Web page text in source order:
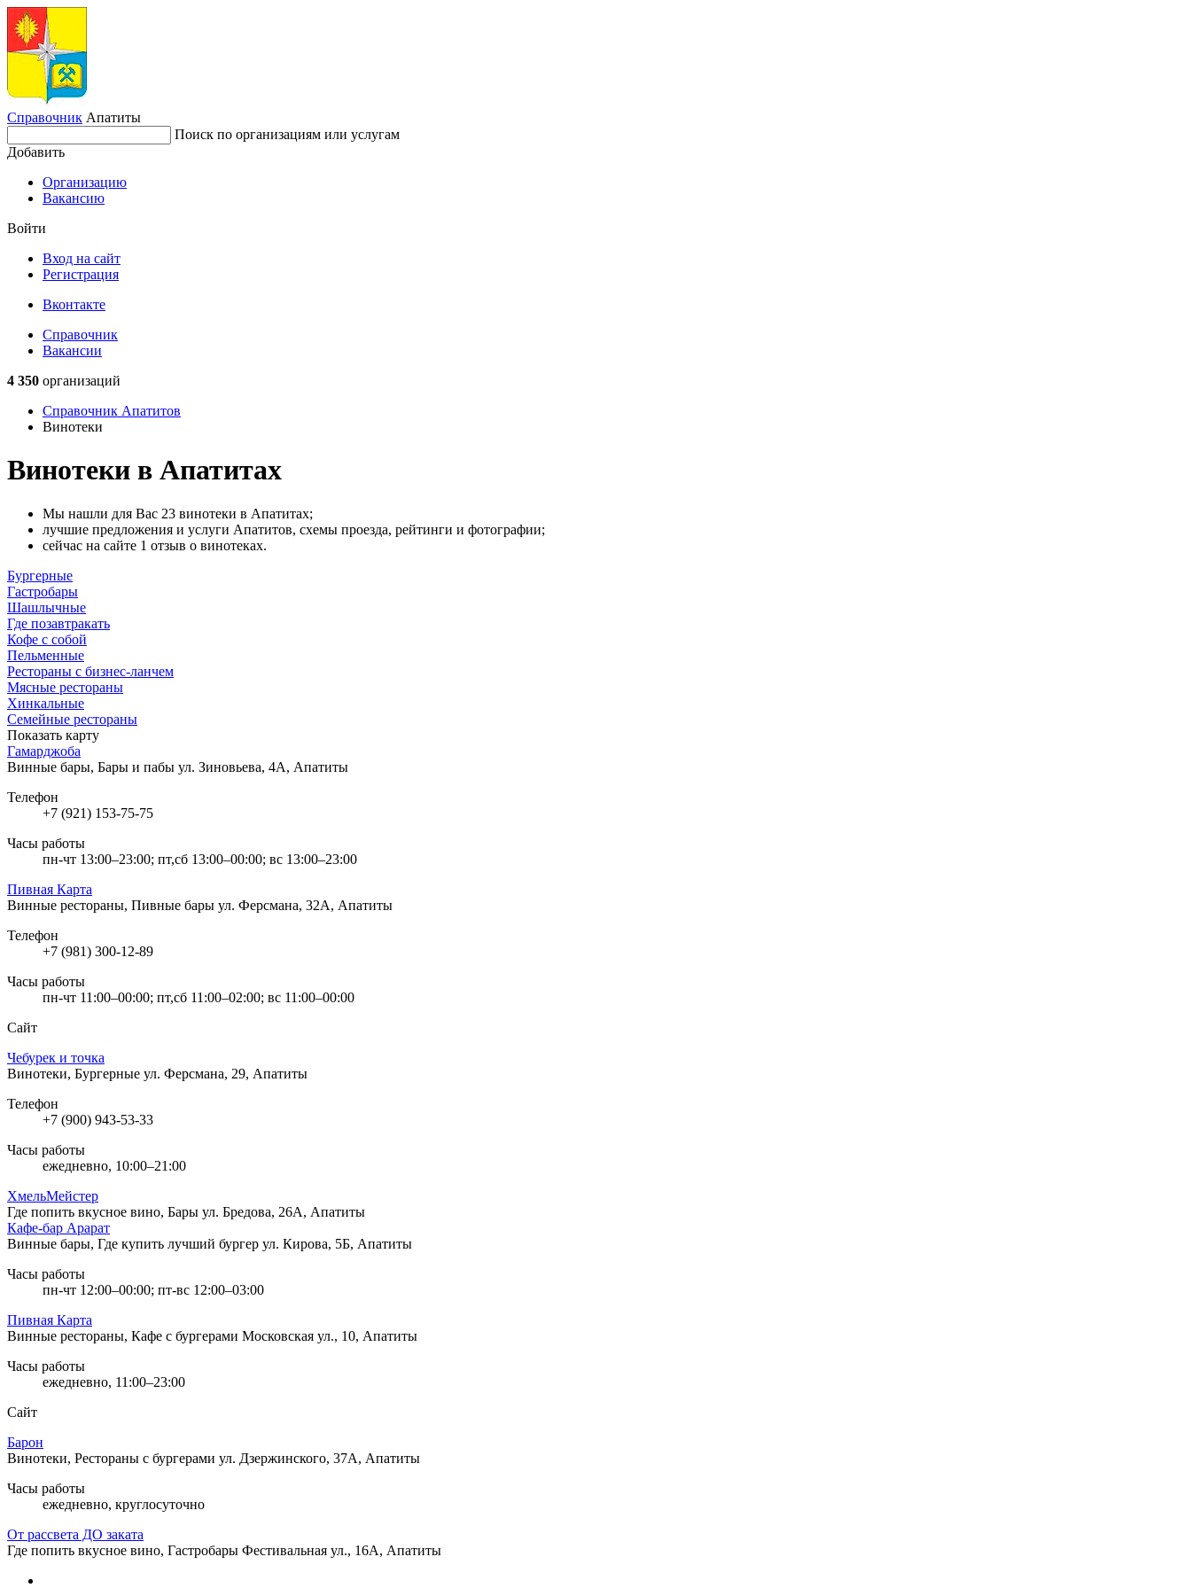
Справочник Апатиты
Поиск по организациям или услугам
Добавить
Организацию
Вакансию
Войти
Вход на сайт
Регистрация
Вконтакте
Справочник
Вакансии
4 350 организаций
Справочник Апатитов
Винотеки
Винотеки в Апатитах
Мы нашли для Вас 23 винотеки в Апатитах;
лучшие предложения и услуги Апатитов, схемы проезда, рейтинги и фотографии;
сейчас на сайте 1 отзыв о винотеках.
Бургерные
Гастробары
Шашлычные
Где позавтракать
Кофе с собой
Пельменные
Рестораны с бизнес-ланчем
Мясные рестораны
Хинкальные
Семейные рестораны
Показать карту
Гамарджоба
Винные бары, Бары и пабы ул. Зиновьева, 4А, Апатиты
Телефон
+7 (921) 153-75-75
Часы работы
пн-чт 13:00–23:00; пт,сб 13:00–00:00; вс 13:00–23:00
Пивная Карта
Винные рестораны, Пивные бары ул. Ферсмана, 32А, Апатиты
Телефон
+7 (981) 300-12-89
Часы работы
пн-чт 11:00–00:00; пт,сб 11:00–02:00; вс 11:00–00:00
Сайт
Чебурек и точка
Винотеки, Бургерные ул. Ферсмана, 29, Апатиты
Телефон
+7 (900) 943-53-33
Часы работы
ежедневно, 10:00–21:00
ХмельМейстер
Где попить вкусное вино, Бары ул. Бредова, 26А, Апатиты
Кафе-бар Арарат
Винные бары, Где купить лучший бургер ул. Кирова, 5Б, Апатиты
Часы работы
пн-чт 12:00–00:00; пт-вс 12:00–03:00
Пивная Карта
Винные рестораны, Кафе с бургерами Московская ул., 10, Апатиты
Часы работы
ежедневно, 11:00–23:00
Сайт
Барон
Винотеки, Рестораны с бургерами ул. Дзержинского, 37А, Апатиты
Часы работы
ежедневно, круглосуточно
От рассвета ДО заката
Где попить вкусное вино, Гастробары Фестивальная ул., 16А, Апатиты